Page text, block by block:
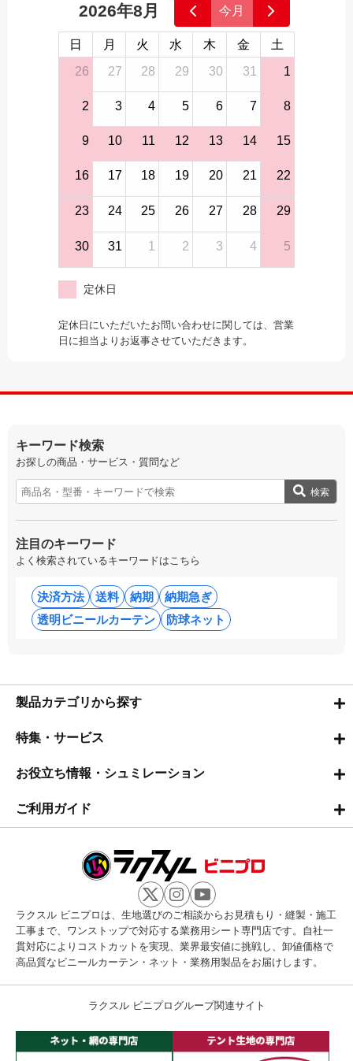
2026年8月 今月
日 月 火 水 木 金
土
26
27 28 29 30 31 1
2 3 4 5 6 7 8
9 10 11 12 13 14 15
16 17 18 19 20 21 22
23 24 25 26 27 28 29
30 31 1 2 3 4 5
定休日
定休日にいただいたお問い合わせに関しては、営業
日に担当よりお返事させていただきます。
キーワード検索
お探しの商品・サービス・質問など
検索
注目のキーワード
よく検索されているキーワードはこちら
決済方法 送料 納期
納期急ぎ
透明ビニールカーテン
防球ネット
製品カテゴリから探す
特集・サービス
お役立ち情報・シュミレーション
ご利用ガイド
ラクスル ビニプロは、生地選びのご相談からお見積もり・縫製・施工
工事まで、ワンストップで対応する業務用シート専門店です。自社一
貫対応によりコストカットを実現、業界最安値に挑戦し、卸値価格で
高品質なビニールカーテン・ネット・業務用製品をお届けします。
ラクスル ビニプログループ関連サイト